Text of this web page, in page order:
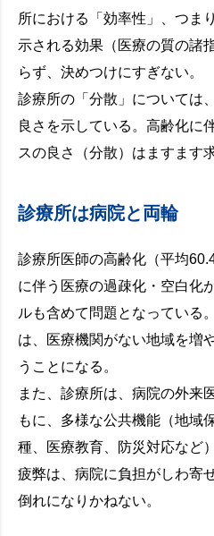
所における「効率性」、つま
示される効果（医療の質の諸
らず、決めつけにすぎない。
診療所の「分散」については
良さを示している。高齢化に
スの良さ（分散）はますます
診療所は病院と両輪
診療所医師の高齢化（平均
に伴う医療の過疎化・空白化
ルも含めて問題となっている
は、医療機関がない地域を増
うことになる。
また、診療所は、病院の外来
もに、多様な公共機能（地域
種、医療教育、防災対応など
疲弊は、病院に負担がしわ寄
倒れになりかねない。